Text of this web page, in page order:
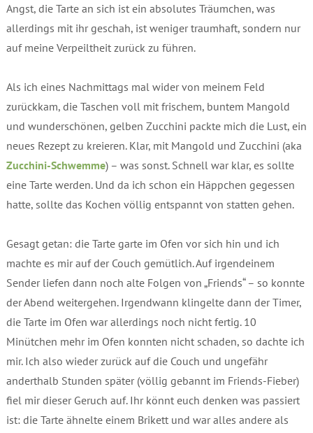
Angst, die Tarte an sich ist ein absolutes Träumchen, was
allerdings mit ihr geschah, ist weniger traumhaft, sondern nur
auf meine Verpeiltheit zurück zu führen.
Als ich eines Nachmittags mal wider von meinem Feld
zurückkam, die Taschen voll mit frischem, buntem Mangold
und wunderschönen, gelben Zucchini packte mich die Lust, ein
neues Rezept zu kreieren. Klar, mit Mangold und Zucchini (aka
Zucchini-Schwemme) – was sonst. Schnell war klar, es sollte
eine Tarte werden. Und da ich schon ein Häppchen gegessen
hatte, sollte das Kochen völlig entspannt von statten gehen.
Gesagt getan: die Tarte garte im Ofen vor sich hin und ich
machte es mir auf der Couch gemütlich. Auf irgendeinem
Sender liefen dann noch alte Folgen von „Friends“ – so konnte
der Abend weitergehen. Irgendwann klingelte dann der Timer,
die Tarte im Ofen war allerdings noch nicht fertig. 10
Minütchen mehr im Ofen konnten nicht schaden, so dachte ich
mir. Ich also wieder zurück auf die Couch und ungefähr
anderthalb Stunden später (völlig gebannt im Friends-Fieber)
fiel mir dieser Geruch auf. Ihr könnt euch denken was passiert
ist: die Tarte ähnelte einem Brikett und war alles andere als